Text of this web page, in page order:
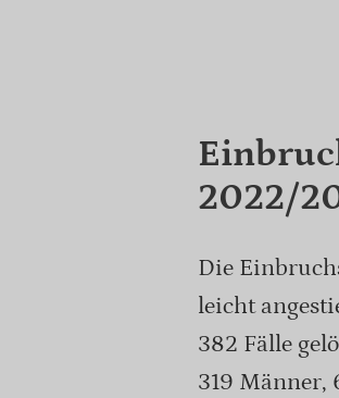
2022/
Die
leicht
382 Fälle
319 Männer,